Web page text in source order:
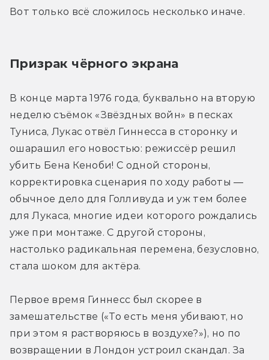
Вот только всё сложилось несколько иначе.
Призрак чёрного экрана
В конце марта 1976 года, буквально на вторую
неделю съёмок «Звёздных войн» в песках
Туниса, Лукас отвёл Гиннесса в сторонку и
ошарашил его новостью: режиссёр решил
убить Бена Кеноби! С одной стороны,
корректировка сценария по ходу работы —
обычное дело для Голливуда и уж тем более
для Лукаса, многие идеи которого рождались
уже при монтаже. С другой стороны,
настолько радикальная перемена, безусловно,
стала шоком для актёра.
Первое время Гиннесс был скорее в
замешательстве («То есть меня убивают, но
при этом я растворяюсь в воздухе?»), но по
возвращении в Лондон устроил скандал. За